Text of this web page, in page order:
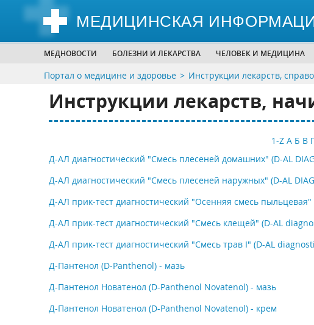
МЕДИЦИНСКАЯ
МЕДНОВОСТИ БОЛЕЗНИ И ЛЕКАРСТВА ЧЕЛОВЕК И МЕДИЦИНА
Портал о медицине и здоровье Инструкции лекарств,
Инструкции лекарств,
1-Z А Б В Г
Д-АЛ диагностический "Смесь плесеней домашних" (D-AL
Д-АЛ диагностический "Смесь плесеней наружных" (D-AL
Д-АЛ прик-тест диагностический "Осенняя смесь пыльцевая"
Д-АЛ прик-тест диагностический "Смесь клещей" (D-AL
Д-АЛ прик-тест диагностический "Смесь трав I" (D-AL
Д-Пантенол (D-Panthenol) - мазь
Д-Пантенол Новатенол (D-Panthenol Novatenol) - мазь
Д-Пантенол Новатенол (D-Panthenol Novatenol) - крем